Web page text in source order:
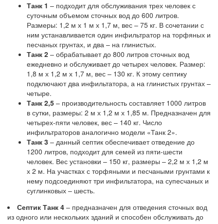
Танк 1 – подходит для обслуживания трех человек с
суточным объемом сточных вод до 600 литров.
Размеры: 1,2 м х 1 м х 1,7 м, вес – 75 кг. В сочетании с
ним устанавливается один инфильтратор на торфяных и
песчаных грунтах, и два – на глинистых.
Танк 2 – обрабатывает до 800 литров сточных вод
ежедневно и обслуживает до четырех человек. Размер:
1,8 м х 1,2 м х 1,7 м, вес – 130 кг. К этому септику
подключают два инфильтатора, а на глинистых грунтах –
четыре.
Танк 2,5 – производительность составляет 1000 литров
в сутки, размеры: 2 м х 1,2 м х 1,85 м. Предназначен для
четырех-пяти человек, вес – 140 кг. Число
инфильтраторов аналогично модели «Танк 2».
Танк 3 – данный септик обеспечивает отведение до
1200 литров, подходит для семей из пяти-шести
человек. Вес установки – 150 кг, размеры – 2,2 м х 1,2 м
х 2 м. На участках с торфяными и песчаными грунтами к
нему подсоединяют три инфильтатора, на супесчаных и
суглинковых – шесть.
Септик Танк 4 – предназначен для отведения сточных вод
из одного или нескольких зданий и способен обслуживать до